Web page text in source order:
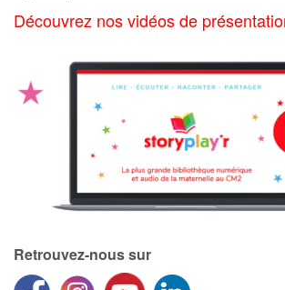
Fêtes et évènements
Amour et amitié
Sujets de société
Émotions et sentiments
Formats et illustrations
Découvrez nos vidéos de
Retrouvez-nous sur